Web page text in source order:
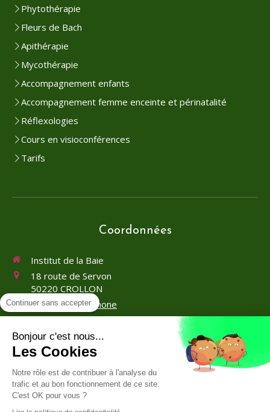
Phytothérapie
Fleurs de Bach
Apithérapie
Mycothérapie
Accompagnement enfants
Accompagnement femme enceinte et périnatalité
Réflexologies
Cours en visioconférences
Tarifs
Coordonnées
Institut de la Baie
18 route de Servon
50220 CROLLON
Afficher le téléphone
Continuer sans accepter
Bonjour c'est nous...
Les Cookies
Notre rôle est de contribuer à l'analyse du
trafic et au bon fonctionnement de ce site.
C'est OK pour vous ?